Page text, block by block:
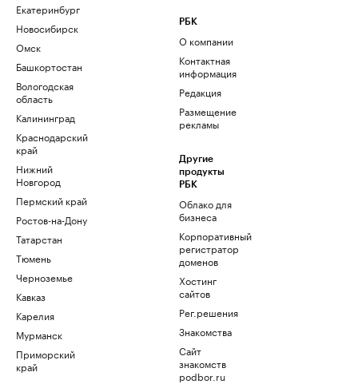
Екатеринбург
Новосибирск
Омск
Башкортостан
Вологодская
область
Калининград
Краснодарский
край
Нижний
Новгород
Пермский край
Ростов-на-Дону
Татарстан
Тюмень
Черноземье
Кавказ
Карелия
Мурманск
Приморский
край
РБК
О компании
Контактная
информация
Редакция
Размещение
рекламы
Другие
продукты
РБК
Облако для
бизнеса
Корпоративный
регистратор
доменов
Хостинг
сайтов
Рег.решения
Знакомства
Сайт
знакомств
podbor.ru